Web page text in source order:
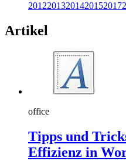
20122013201420152017
Artikel
office
Tipps und
Effizienz in